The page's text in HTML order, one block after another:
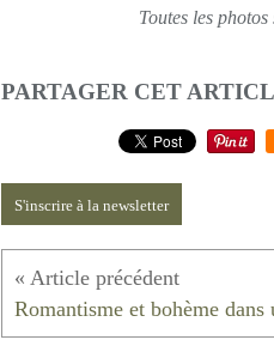
Toutes les
PARTAGER CET
S'inscrire à la newsletter